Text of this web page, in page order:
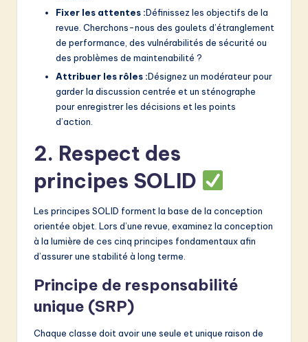
Fixer les attentes :Définissez les objectifs de la
revue. Cherchons-nous des goulets d’étranglement
de performance, des vulnérabilités de sécurité ou
des problèmes de maintenabilité ?
Attribuer les rôles :Désignez un modérateur pour
garder la discussion centrée et un sténographe
pour enregistrer les décisions et les points
d’action.
2. Respect des
principes SOLID
Les principes SOLID forment la base de la conception
orientée objet. Lors d’une revue, examinez la conception
à la lumière de ces cinq principes fondamentaux afin
d’assurer une stabilité à long terme.
Principe de responsabilité
unique (SRP)
Chaque classe doit avoir une seule et unique raison de